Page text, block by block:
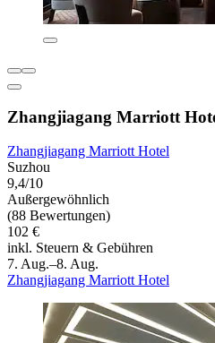
Zhangjiagang Marriott
Zhangjiagang Marriott Hotel
Suzhou
9,4/10
Außergewöhnlich
(88 Bewertungen)
102 €
inkl. Steuern & Gebühren
7. Aug.–8. Aug.
Zhangjiagang Marriott Hotel